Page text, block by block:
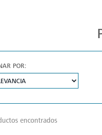
POR:
encontrados